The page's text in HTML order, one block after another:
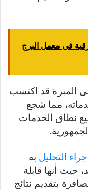
فى معمل البرج
المبرة قد اكتسب
مما شجع
نطاق الخدمات
التحليل به
حيث أنها قابلة
بتقديم نتائج